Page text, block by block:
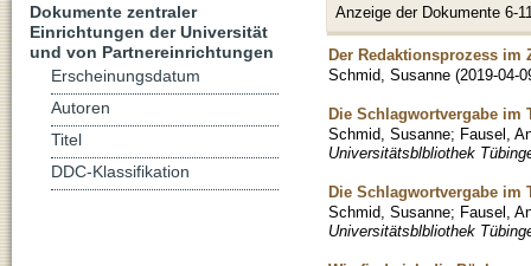
Anzeige der Dokumente 6-
Der Redaktionsprozess im
Schmid, Susanne (2019-04-
Die Schlagwortvergabe im
Schmid, Susanne; Fausel,
Universitätsblbliothek
Die Schlagwortvergabe im
Schmid, Susanne; Fausel,
Universitätsblbliothek
Dokumente zentraler
Einrichtungen der Universität
und von Partnereinrichtungen
Erscheinungsdatum
Autoren
Titel
DDC-Klassifikation